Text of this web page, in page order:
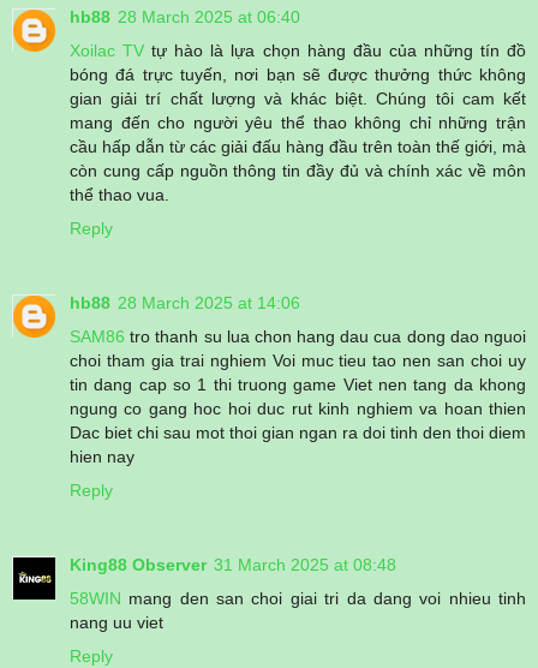
hb88 28 March 2025 at 06:40
Xoilac TV tự hào là lựa chọn hàng đầu của những tín đồ
bóng đá trực tuyến, nơi bạn sẽ được thưởng thức không
gian giải trí chất lượng và khác biệt. Chúng tôi cam kết
mang đến cho người yêu thể thao không chỉ những trận
cầu hấp dẫn từ các giải đấu hàng đầu trên toàn thế giới, mà
còn cung cấp nguồn thông tin đầy đủ và chính xác về môn
thể thao vua.
Reply
hb88 28 March 2025 at 14:06
SAM86 tro thanh su lua chon hang dau cua dong dao nguoi
choi tham gia trai nghiem Voi muc tieu tao nen san choi uy
tin dang cap so 1 thi truong game Viet nen tang da khong
ngung co gang hoc hoi duc rut kinh nghiem va hoan thien
Dac biet chi sau mot thoi gian ngan ra doi tinh den thoi diem
hien nay
Reply
King88 Observer 31 March 2025 at 08:48
58WIN mang den san choi giai tri da dang voi nhieu tinh
nang uu viet
Reply